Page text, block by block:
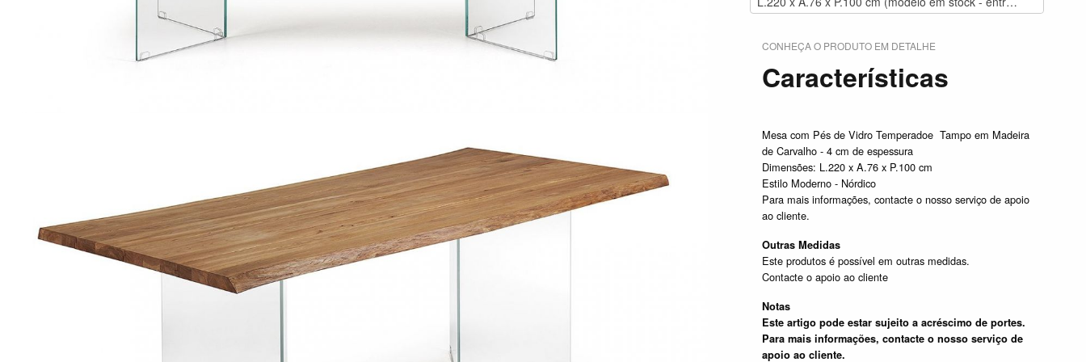
CONHEÇA O PRODUTO EM DETALHE
Características
Mesa com Pés de Vidro Temperadoe Tampo em Madeira
de Carvalho - 4 cm de espessura
Dimensões: L.220 x A.76 x P.100 cm
Estilo Moderno - Nórdico
Para mais informações, contacte o nosso serviço de apoio
ao cliente.
Outras Medidas
Este produtos é possível em outras medidas.
Contacte o apoio ao cliente
Notas
Este artigo pode estar sujeito a acréscimo de portes.
Para mais informações, contacte o nosso serviço de
apoio ao cliente.